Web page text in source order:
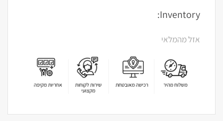
Inventory:
אזל מהמלאי